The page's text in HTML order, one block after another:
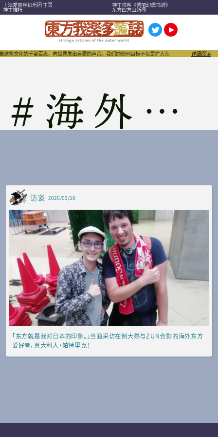
上海爱丽丝幻乐团 主页 神主博客《博丽幻想书谱》
神主推特 东方四方山新闻
文化的千姿百态，向世界发出自豪的声音。我们的创刊目标不仅是扩大东方Project，也希望
详细阅读
# 海外特辑
访谈 2020/03/16
「东方就是我对日本的印象。」当面采访在例大祭与ZUN合影的海外东方
爱好者，意大利人・帕特里克！